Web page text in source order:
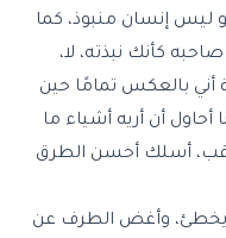
ليس إنسان منبوذ، كما
كأنك نبذته، لا،
بالعكس تمامًا حين
أحاول أن أريه أشياء ما
أسلك أحسن الطرق
يخطئ، وأغض الطرف عن